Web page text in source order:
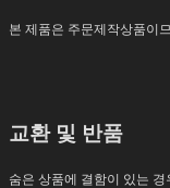
본 제품은 주문제작상품이
교환 및 반품
숨은 상품에 결함이 있는